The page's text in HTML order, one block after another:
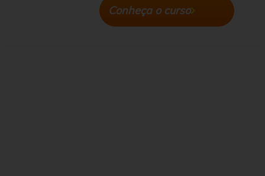
Conheça o curso